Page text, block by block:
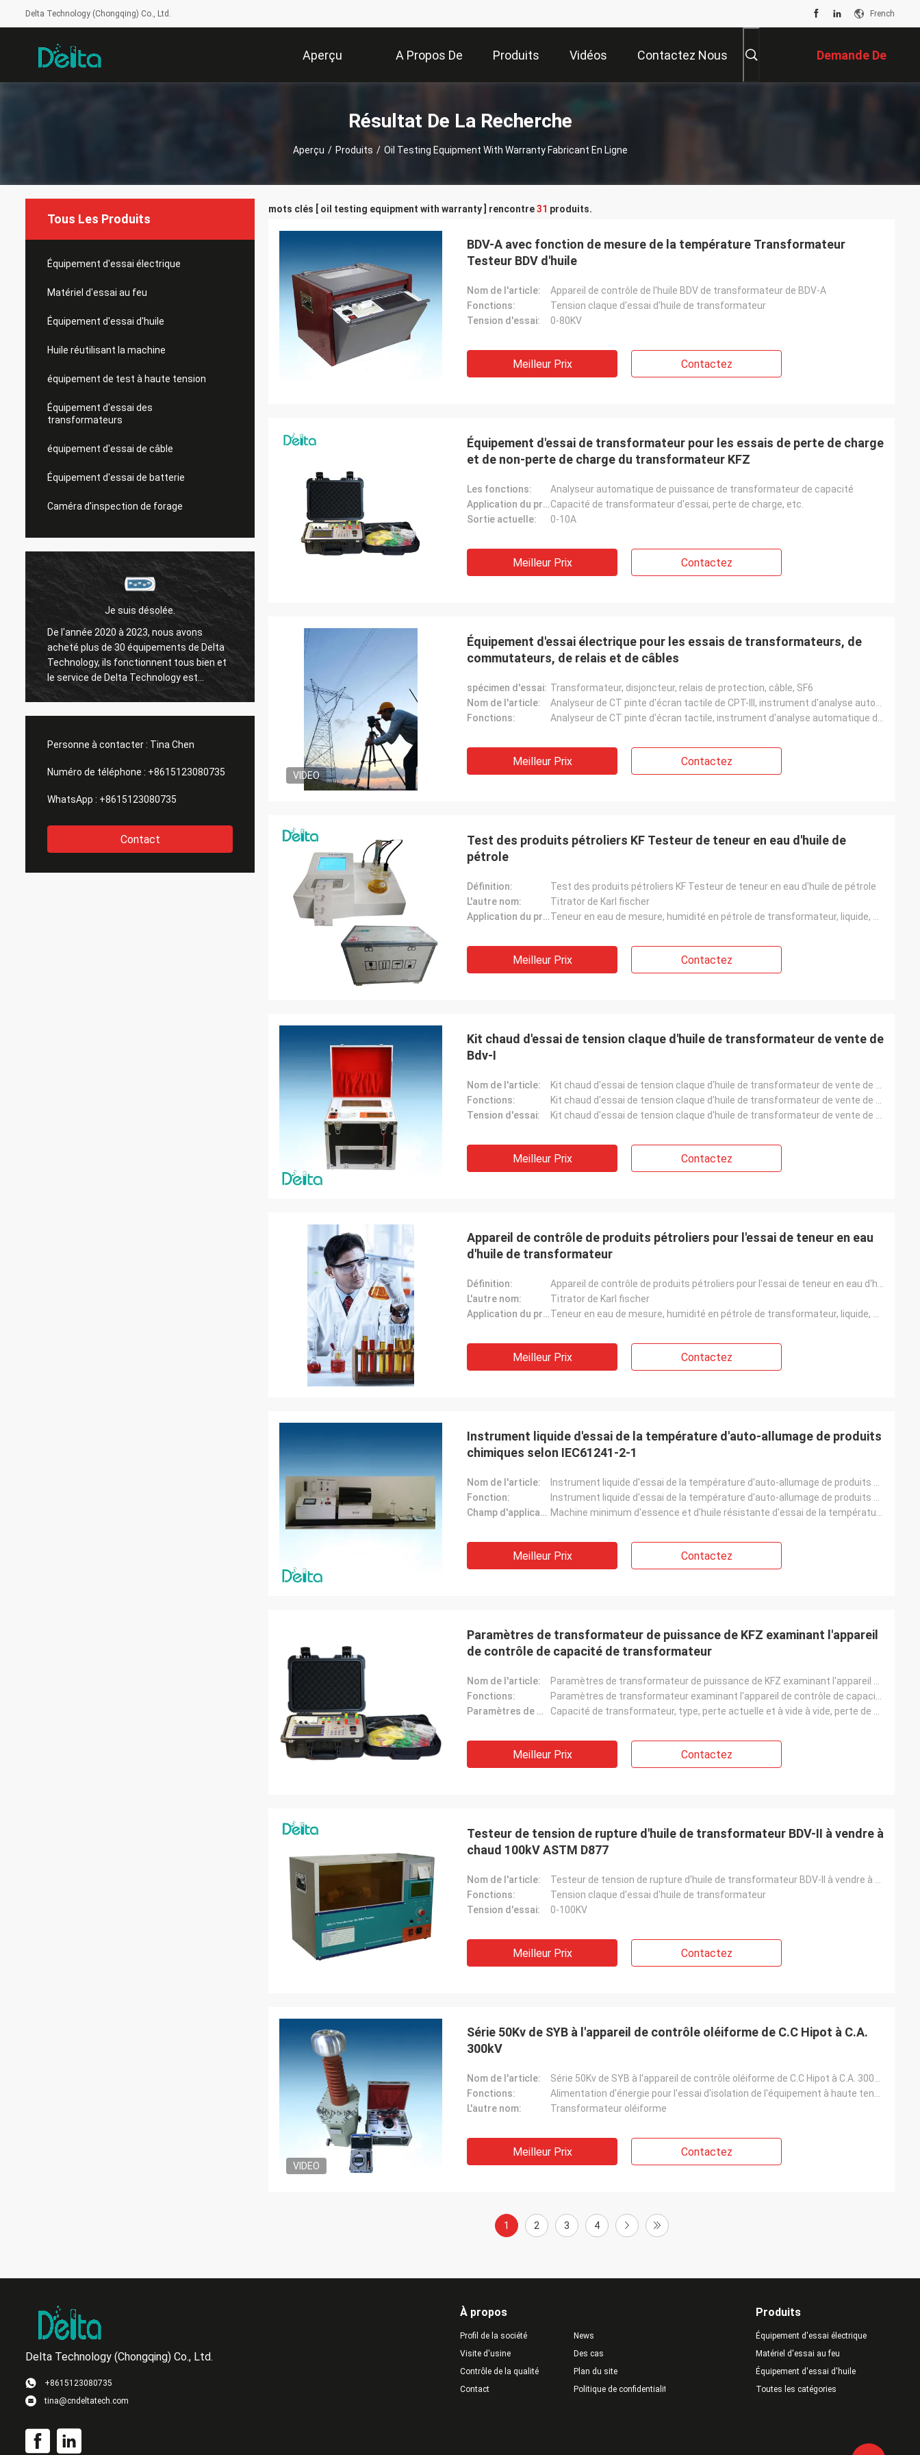
Delta Technology (Chongqing) Co., Ltd. French
Aperçu A Propos De
Nous
Produits Vidéos Contactez Nous Demande De
Soumission
Résultat De La Recherche
Aperçu / Produits / Oil Testing Equipment With Warranty Fabricant En Ligne
Tous Les Produits
Équipement d'essai électrique
Matériel d'essai au feu
Équipement d'essai d'huile
Huile réutilisant la machine
équipement de test à haute tension
Équipement d'essai des
transformateurs
équipement d'essai de câble
Équipement d'essai de batterie
Caméra d'inspection de forage
Je suis désolée.
De l'année 2020 à 2023, nous avons
acheté plus de 30 équipements de Delta
Technology, ils fonctionnent tous bien et
le service de Delta Technology est
également bon.
M. Milan, vous avez raison.
Le testeur VLF-80 est parfait et merci.
d'essai, ils sont tous en bon état. Je vais
acheter un instrument plus tôt. Merci
Personne à contacter : Tina Chen
Numéro de téléphone : +8615123080735
WhatsApp : +8615123080735
Contact
mots clés [ oil testing equipment with warranty ] rencontre31 produits.
BDV-A avec fonction de mesure de la température Transformateur
Testeur BDV d'huile
Nom de l'article:
Appareil de contrôle de l'huile BDV de transformateur de BDV-A
Fonctions:
Tension claque d'essai d'huile de transformateur
Tension d'essai:
0-80KV
Meilleur Prix Contactez
Équipement d'essai de transformateur pour les essais de perte de charge
et de non-perte de charge du transformateur KFZ
Les fonctions:
Analyseur automatique de puissance de transformateur de capacité
Application du projet:Capacité de transformateur d'essai, perte de charge, etc.
Sortie actuelle:
0-10A
Meilleur Prix Contactez
VIDEO
Équipement d'essai électrique pour les essais de transformateurs, de
commutateurs, de relais et de câbles
spécimen d'essai: Transformateur, disjoncteur, relais de protection, câble, SF6
Nom de l'article:
Fonctions:
Meilleur Prix Contactez
Test des produits pétroliers KF Testeur de teneur en eau d'huile de
pétrole
Définition:
Test des produits pétroliers KF Testeur de teneur en eau d'huile de pétrole
L'autre nom:
Titrator de Karl fischer
Application du projet:
Meilleur Prix Contactez
Kit chaud d'essai de tension claque d'huile de transformateur de vente de
Bdv-I
Nom de l'article:
Fonctions:
Tension d'essai:
Meilleur Prix Contactez
Appareil de contrôle de produits pétroliers pour l'essai de teneur en eau
d'huile de transformateur
Définition:
L'autre nom:
Titrator de Karl fischer
Application du projet:
Meilleur Prix Contactez
Instrument liquide d'essai de la température d'auto-allumage de produits
chimiques selon IEC61241-2-1
Nom de l'article:
Fonction:
Champ d'application:
Meilleur Prix Contactez
Paramètres de transformateur de puissance de KFZ examinant l'appareil
de contrôle de capacité de transformateur
Nom de l'article:
Fonctions:
Paramètres de mesure:
Meilleur Prix Contactez
Testeur de tension de rupture d'huile de transformateur BDV-II à vendre à
chaud 100kV ASTM D877
Nom de l'article:
Fonctions:
Tension claque d'essai d'huile de transformateur
Tension d'essai:
0-100KV
Meilleur Prix Contactez
VIDEO
Série 50Kv de SYB à l'appareil de contrôle oléiforme de C.C Hipot à C.A.
300kV
Nom de l'article:
Fonctions:
L'autre nom:
Transformateur oléiforme
Meilleur Prix Contactez
1 2 3 4
Delta Technology (Chongqing) Co., Ltd.
+8615123080735
tina@cndeltatech.com
À propos
Profil de la société
Visite d'usine
Contrôle de la qualité
Contact
News
Des cas
Plan du site
Politique de confidentialité
Produits
Équipement d'essai électrique
Matériel d'essai au feu
Équipement d'essai d'huile
Toutes les catégories